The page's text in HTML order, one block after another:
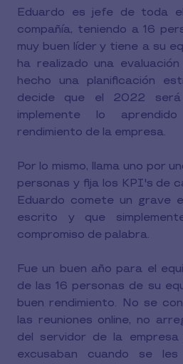
Eduardo es jefe de toda
compañía, teniendo a 16
muy buen líder y tiene a su
ha realizado una
hecho una planificación
decide que el 2022
implemente lo
rendimiento de la empresa.
Por lo mismo, llama uno por
personas y fija los KPI's de
Eduardo comete un grave
escrito y que
compromiso de palabra.
Fue un buen año para el
de las 16 personas de su
buen rendimiento. No se
las reuniones online, no
del servidor de la
excusaban cuando se